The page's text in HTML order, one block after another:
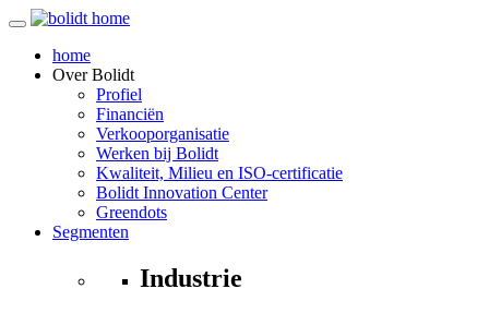
home
OverBolidt
Profiel
Financiën
Verkooporganisatie
Werken bij Bolidt
Kwaliteit, Milieu en ISO-certificatie
Bolidt Innovation Center
Greendots
Segmenten
Industrie